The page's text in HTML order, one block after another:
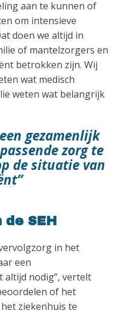
aan te kunnen of
om intensieve
doen we altijd in
of mantelzorgers en
betrokken zijn. Wij
wat medisch
weten wat belangrijk
gezamenlijk
zorg te
de situatie van
SEH
in het
een
altijd nodig”, vertelt
of het
ziekenhuis te